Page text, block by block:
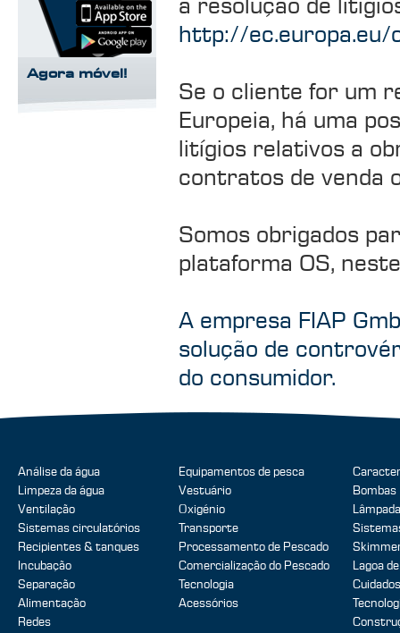
a resolução de
http://ec.europa.eu/
Se o cliente for um
Europeia, há uma
litígios relativos a
contratos de venda
Somos obrigados
plataforma OS,
A empresa FIAP
solução de
do consumidor.
Agora móvel!
Análise da água
Limpeza da água
Ventilação
Sistemas circulatórios
Recipientes & tanques
Incubação
Separação
Alimentação
Redes
Equipamentos de pesca
Vestuário
Oxigénio
Transporte
Processamento de Pescado
Comercialização do Pescado
Tecnologia
Acessórios
Bombas
Lagoa